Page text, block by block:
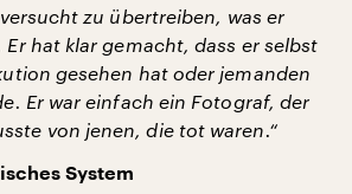
zu übertreiben, was er
hat klar gemacht, dass er selbst
gesehen hat oder jemanden
Er war einfach ein Fotograf, der
von jenen, die tot waren.“
System